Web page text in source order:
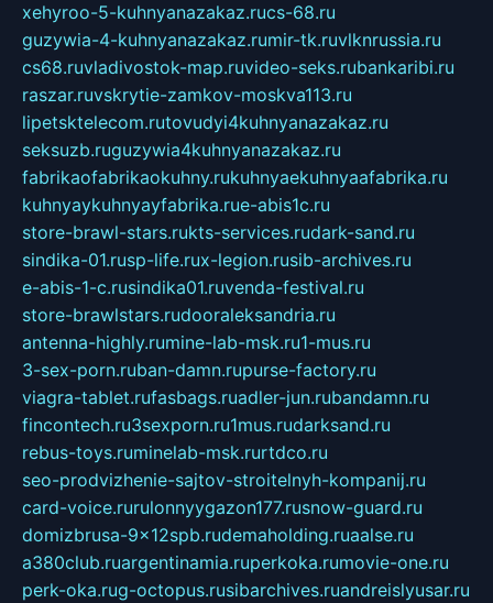
xehyroo-5-kuhnyanazakaz.rucs-68.ru
guzywia-4-kuhnyanazakaz.rumir-tk.ruvlknrussia.ru
cs68.ruvladivostok-map.ruvideo-seks.rubankaribi.ru
raszar.ruvskrytie-zamkov-moskva113.ru
lipetsktelecom.rutovudyi4kuhnyanazakaz.ru
seksuzb.ruguzywia4kuhnyanazakaz.ru
fabrikaofabrikaokuhny.rukuhnyaekuhnyaafabrika.ru
kuhnyaykuhnyayfabrika.rue-abis1c.ru
store-brawl-stars.rukts-services.rudark-sand.ru
sindika-01.rusp-life.rux-legion.rusib-archives.ru
e-abis-1-c.rusindika01.ruvenda-festival.ru
store-brawlstars.rudooraleksandria.ru
antenna-highly.rumine-lab-msk.ru1-mus.ru
3-sex-porn.ruban-damn.rupurse-factory.ru
viagra-tablet.rufasbags.ruadler-jun.rubandamn.ru
fincontech.ru3sexporn.ru1mus.rudarksand.ru
rebus-toys.ruminelab-msk.rurtdco.ru
seo-prodvizhenie-sajtov-stroitelnyh-kompanij.ru
card-voice.rurulonnyygazon177.rusnow-guard.ru
domizbrusa-9x12spb.rudemaholding.ruaalse.ru
a380club.ruargentinamia.ruperkoka.rumovie-one.ru
perk-oka.rug-octopus.rusibarchives.ruandreislyusar.ru